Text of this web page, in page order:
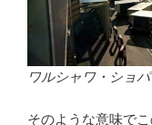
ワルシャワ・ショ
そのような意味で